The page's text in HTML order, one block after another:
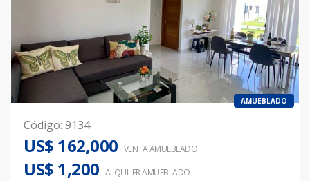
AMUEBLADO
Código: 9134
US$ 162,000 VENTA AMUEBLADO
US$ 1,200 ALQUILERAMUEBLADO